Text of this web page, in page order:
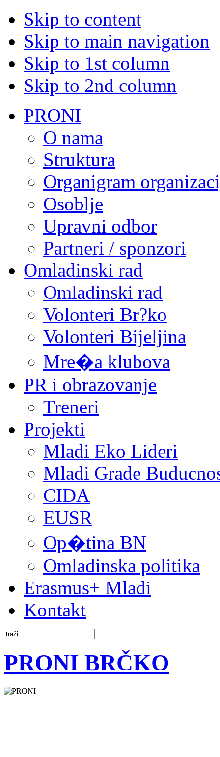
Skip to content
Skip to main navigation
Skip to 1st column
Skip to 2nd column
PRONI
O nama
Struktura
Organigram
Osoblje
Upravni odbor
Partneri / sponzori
Omladinski rad
Omladinski rad
Volonteri Br?ko
Volonteri Bijeljina
Mre�a klubova
PR i obrazovanje
Treneri
Projekti
Mladi Eko Lideri
Mladi Grade
CIDA
EUSR
Op�tina BN
Omladinska politika
Erasmus+ Mladi
Kontakt
PRONI BRČKO